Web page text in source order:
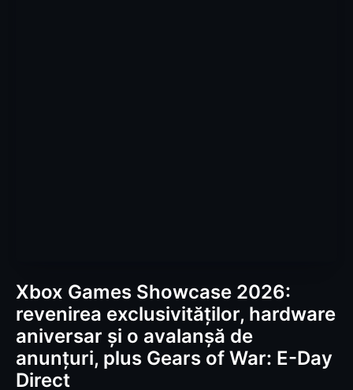
Xbox Games Showcase 2026:
revenirea exclusivităților, hardware
aniversar și o avalanșă de
anunțuri, plus Gears of War: E-Day
Direct